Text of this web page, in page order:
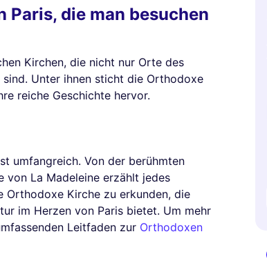
Paris, die man besuchen
Kirchen, die nicht nur Orte des
Unter ihnen sticht die Orthodoxe
reiche Geschichte hervor.
umfangreich. Von der berühmten
von La Madeleine erzählt jedes
Orthodoxe Kirche zu erkunden, die
im Herzen von Paris bietet. Um mehr
Leitfaden zur Orthodoxen